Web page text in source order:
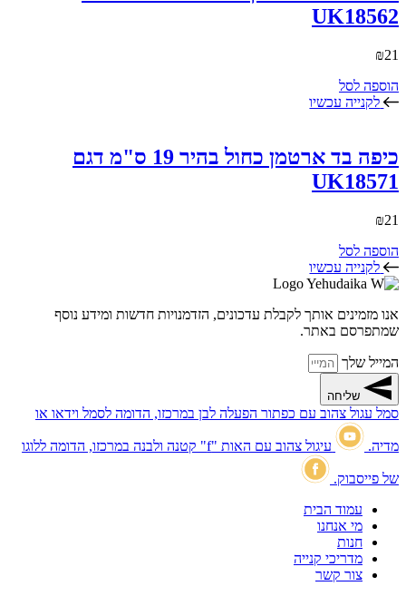
UK18562
₪21
הוספה לסל
לקנייה עכשיו
כיפה בד ארטמן כחול בהיר 19 ס"מ דגם
UK18571
₪21
הוספה לסל
לקנייה עכשיו
אנו מזמינים אותך לקבלת עדכונים, הזדמנויות חדשות ומידע נוסף
שמתפרסם באתר.
המייל שלך
שליחה
סמל עגול צהוב עם כפתור הפעלה לבן במרכזו, הדומה לסמל וידאו או
מדיה. עיגול צהוב עם האות "f" קטנה ולבנה במרכזו, הדומה ללוגו
של פייסבוק.
עמוד הבית
מי אנחנו
חנות
מדריכי קנייה
צור קשר